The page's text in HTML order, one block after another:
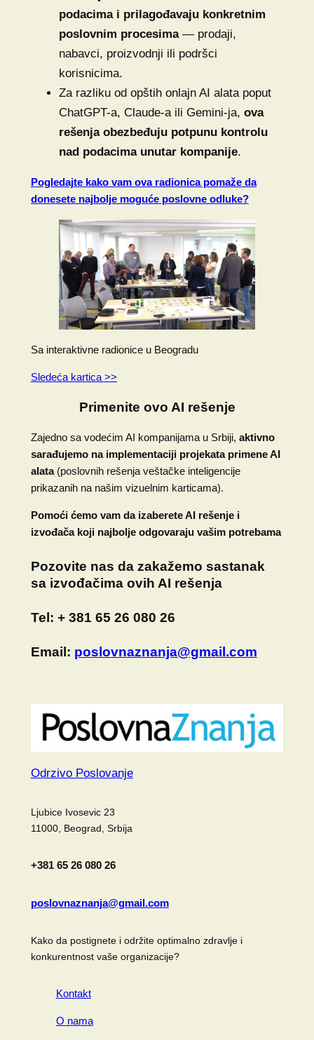
podacima i prilagođavaju konkretnim
poslovnim procesima— prodaji,
nabavci, proizvodnji ili podršci
korisnicima.
Za razliku od opštih onlajn AI alata poput
ChatGPT-a, Claude-a ili Gemini-ja, ova
rešenja obezbeđuju potpunu kontrolu
nad podacima unutar kompanije.
Pogledajte kako vam ova radionica pomaže da
donesete najbolje moguće poslovne odluke?
Sa interaktivne radionice u Beogradu
Sledeća kartica >>
Primenite ovo AI rešenje
Zajedno sa vodećim AI kompanijama u Srbiji, aktivno
sarađujemo na implementaciji projekata primene AI
alata(poslovnih rešenja veštačke inteligencije
prikazanih na našim vizuelnim karticama).
Pomoći ćemo vam da izaberete AI rešenje i
izvođača koji najbolje odgovaraju vašim potrebama
Pozovite nas da zakažemo sastanak
sa izvođačima ovih AI rešenja
Tel: + 381 65 26 080 26
Email: poslovnaznanja@gmail.com
Odrzivo Poslovanje
Ljubice Ivosevic 23
11000, Beograd, Srbija
+381 65 26 080 26
poslovnaznanja@gmail.com
Kako da postignete i održite optimalno zdravlje i
konkurentnost vaše organizacije?
Kontakt
O nama